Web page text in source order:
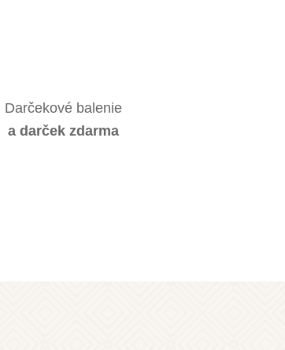
Darčekové balenie
a darček zdarma